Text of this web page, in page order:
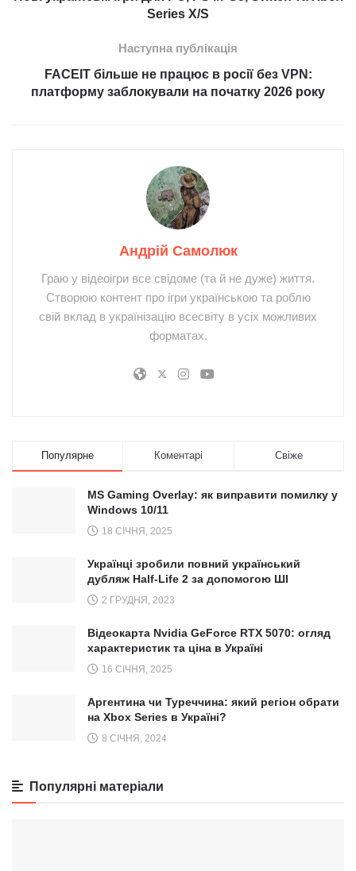
Series X/S
Наступна публікація
FACEIT більше не працює в росії без VPN:
платформу заблокували на початку 2026 року
Андрій Самолюк
Граю у відеоігри все свідоме (та й не дуже) життя.
Створюю контент про ігри українською та роблю
свій вклад в українізацію всесвіту в усіх можливих
форматах.
Популярне Коментарі Свіже
MS Gaming Overlay: як виправити помилку у
Windows 10/11
18 СІЧНЯ, 2025
Українці зробили повний український
дубляж Half-Life 2 за допомогою ШІ
2 ГРУДНЯ, 2023
Відеокарта Nvidia GeForce RTX 5070: огляд
характеристик та ціна в Україні
16 СІЧНЯ, 2025
Аргентина чи Туреччина: який регіон обрати
на Xbox Series в Україні?
8 СІЧНЯ, 2024
Популярні матеріали